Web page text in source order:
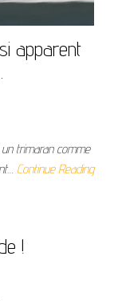
apparent
trimaran comme
Continue Reading
!